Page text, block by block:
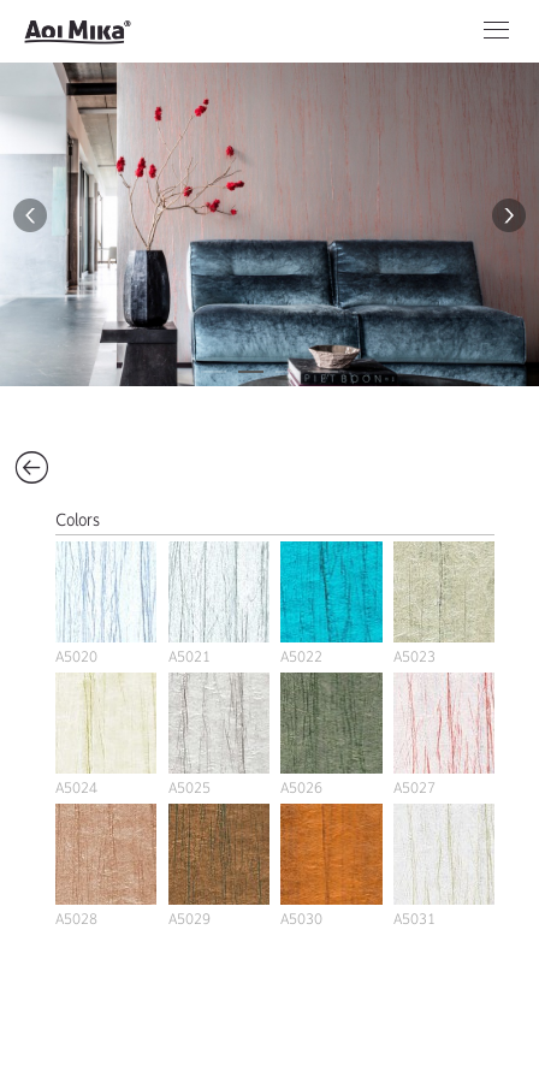
Colors
A5020 A5021 A5022 A5023
A5024 A5025 A5026 A5027
A5028 A5029 A5030 A5031